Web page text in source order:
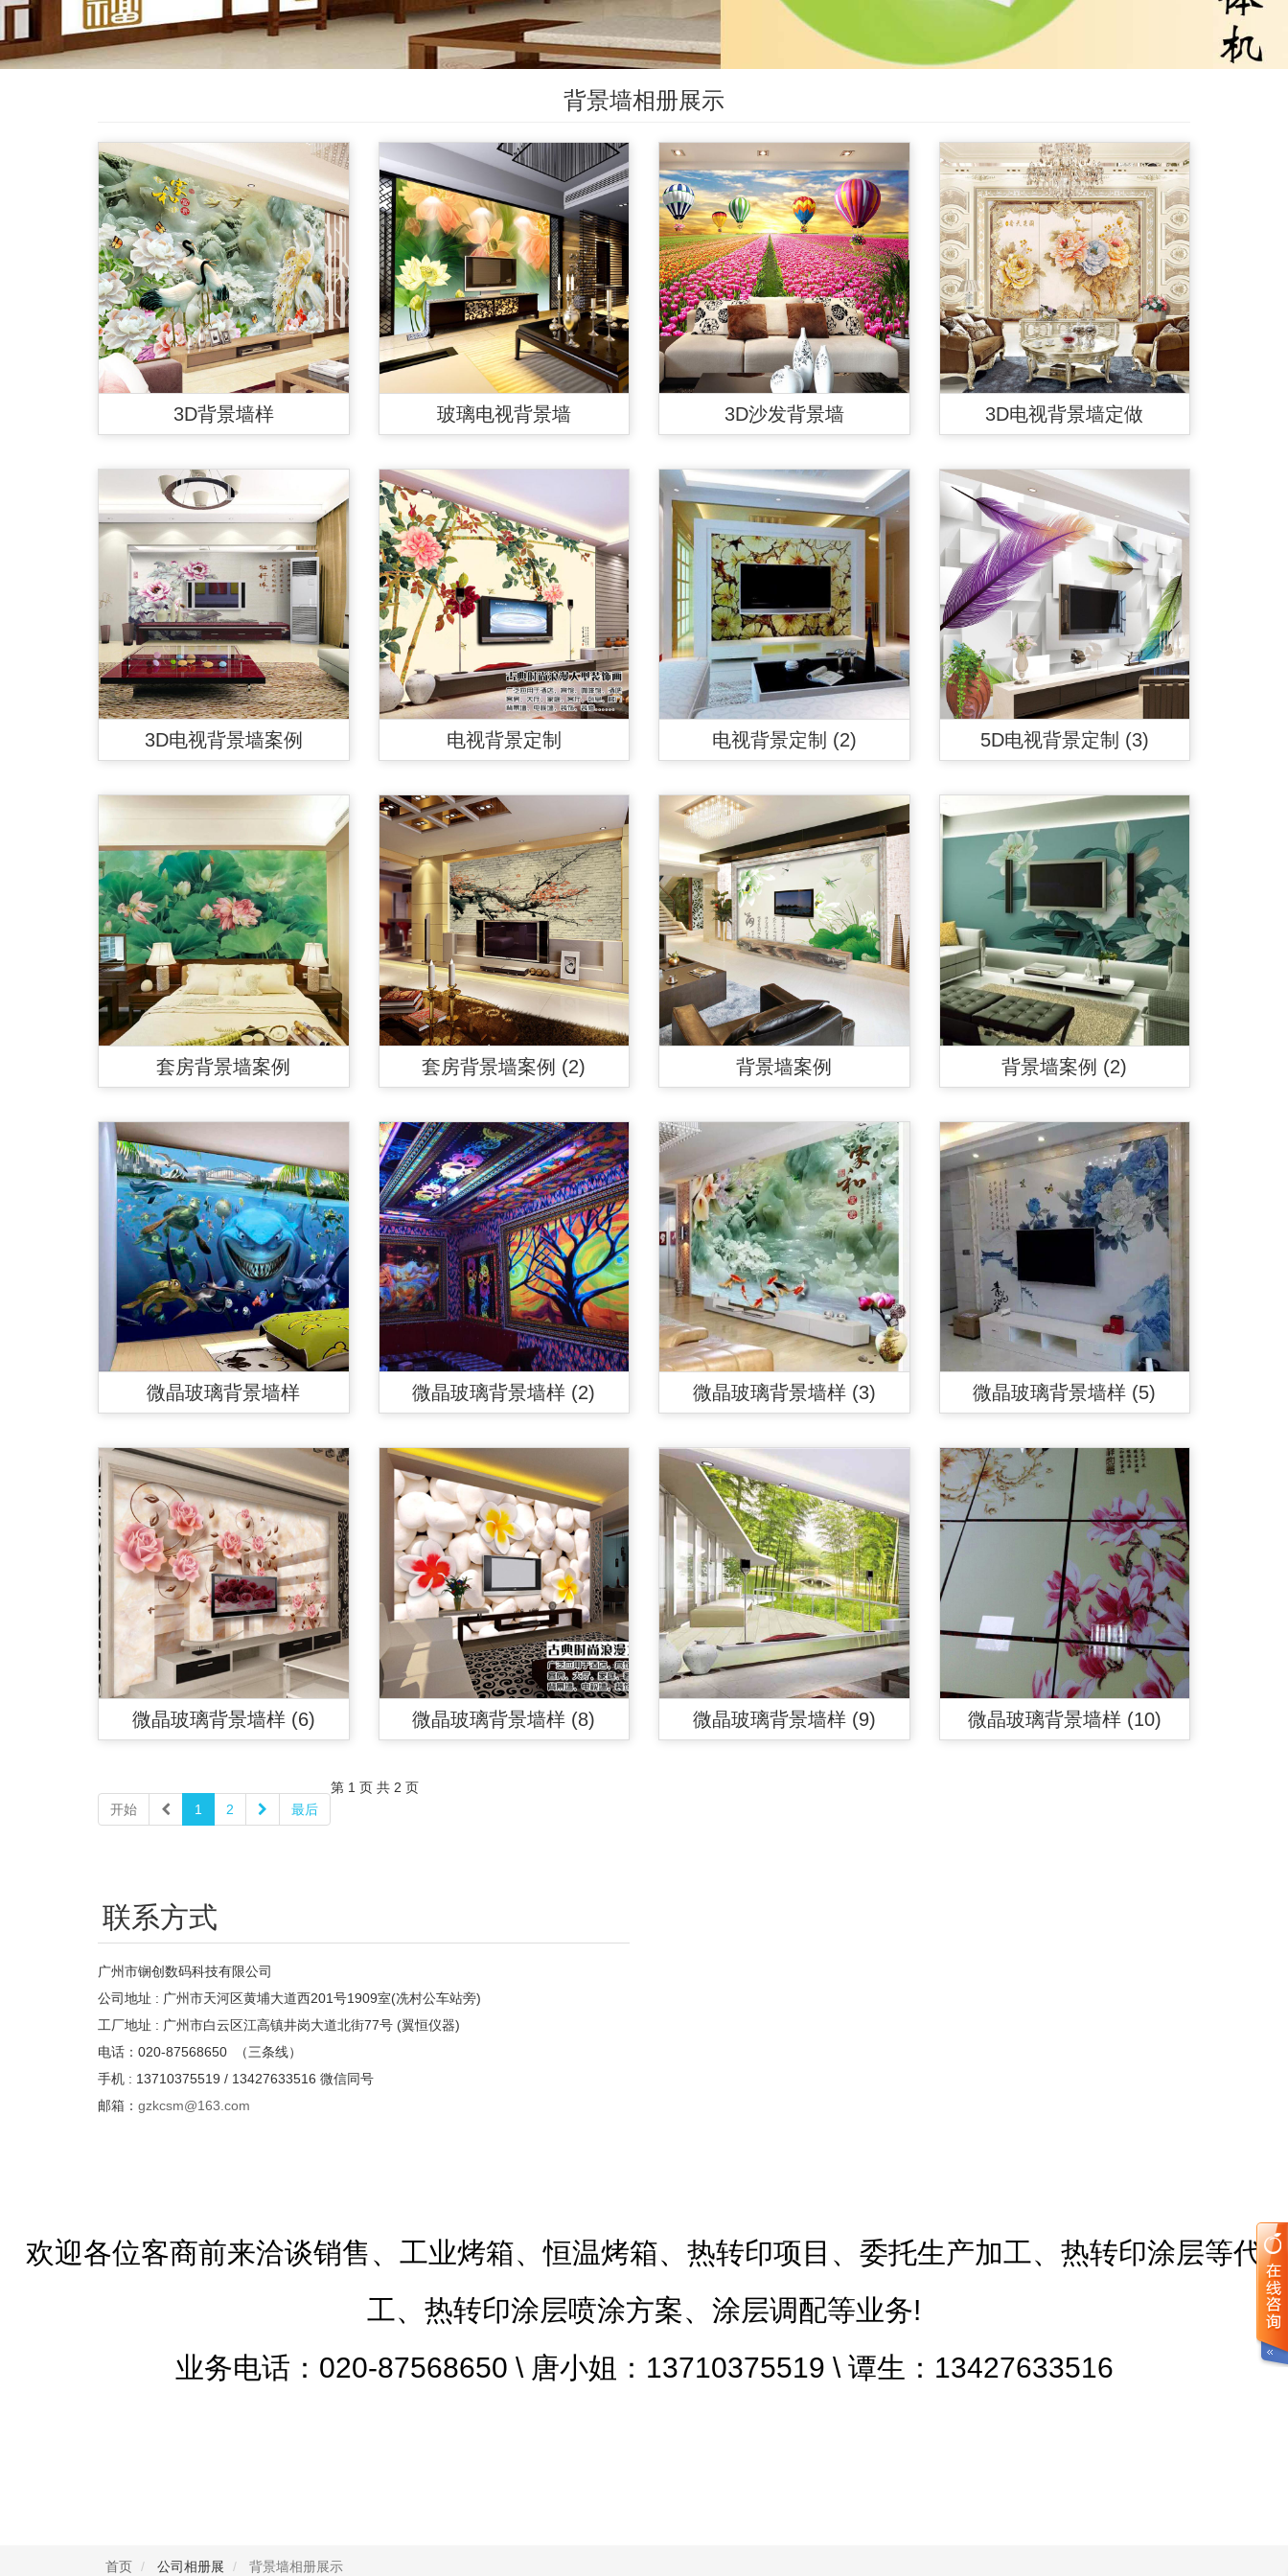
背景墙相册展示
3D背景墙样 玻璃电视背景墙 3D沙发背景墙 3D电视背景墙定做
3D电视背景墙案例 电视背景定制 电视背景定制 (2) 5D电视背景定制 (3)
套房背景墙案例 套房背景墙案例 (2) 背景墙案例 背景墙案例 (2)
微晶玻璃背景墙样 微晶玻璃背景墙样 (2) 微晶玻璃背景墙样 (3) 微晶玻璃背景墙样 (5)
微晶玻璃背景墙样 (6) 微晶玻璃背景墙样 (8) 微晶玻璃背景墙样 (9) 微晶玻璃背景墙样 (10)
第 1 页 共 2 页
开始
1 2 最后
联系方式
广州市锎创数码科技有限公司
公司地址 : 广州市天河区黄埔大道西201号1909室(冼村公车站旁)
工厂地址 : 广州市白云区江高镇井岗大道北街77号 (翼恒仪器)
电话：020-87568650 （三条线）
手机 : 13710375519 / 13427633516 微信同号
邮箱： gzkcsm@163.com
欢迎各位客商前来洽谈销售、工业烤箱、恒温烤箱、热转印项目、委托生产加工、热转印涂层等代
工、热转印涂层喷涂方案、涂层调配等业务!
业务电话：020-87568650 \ 唐小姐：13710375519 \ 谭生：13427633516
首页 公司相册展 背景墙相册展示